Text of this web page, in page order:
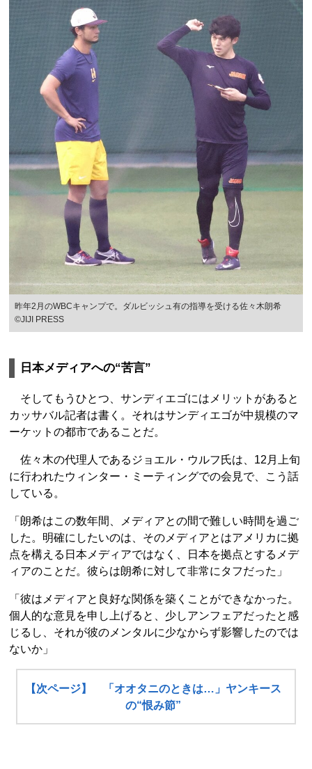
昨年2月のWBCキャンプで。ダルビッシュ有の指導を受ける佐々木朗希
©JIJI PRESS
日本メディアへの“苦言”
そしてもうひとつ、サンディエゴにはメリットがあると
カッサバル記者は書く。それはサンディエゴが中規模のマ
ーケットの都市であることだ。
佐々木の代理人であるジョエル・ウルフ氏は、12月上旬
に行われたウィンター・ミーティングでの会見で、こう話
している。
「朗希はこの数年間、メディアとの間で難しい時間を過ご
した。明確にしたいのは、そのメディアとはアメリカに拠
点を構える日本メディアではなく、日本を拠点とするメデ
ィアのことだ。彼らは朗希に対して非常にタフだった」
「彼はメディアと良好な関係を築くことができなかった。
個人的な意見を申し上げると、少しアンフェアだったと感
じるし、それが彼のメンタルに少なからず影響したのでは
ないか」
【次ページ】 「オオタニのときは…」ヤンキース
の“恨み節”